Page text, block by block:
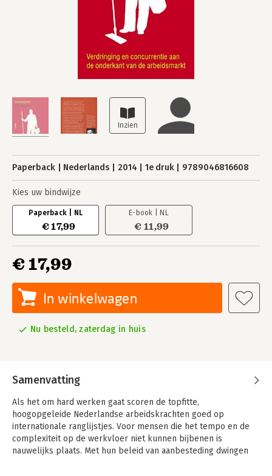
Paperback Nederlands 2014 1e druk 9789046816608
Kies uw bindwijze
Paperback | NL
€ 17,99
E-book | NL
€ 11,99
€ 17,99
In winkelwagen
Nu besteld, zaterdag in huis
Samenvatting
Als het om hard werken gaat scoren de topfitte,
hoogopgeleide Nederlandse arbeidskrachten goed op
internationale ranglijstjes. Voor mensen die het tempo en de
complexiteit op de werkvloer niet kunnen bijbenen is
nauwelijks plaats. Met hun beleid van aanbesteding dwingen